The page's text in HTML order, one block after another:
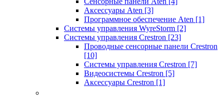
Аксессуары Aten [3]
Программное обеспечение Aten [1]
Системы управления WyreStorm [2]
Системы управления Crestron [23]
Проводные сенсорные панели Crestron
[10]
Системы управления Crestron [7]
Видеосистемы Crestron [5]
Аксессуары Crestron [1]